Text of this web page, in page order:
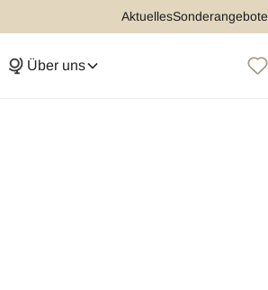
AktuellesSonderangebote
Über uns